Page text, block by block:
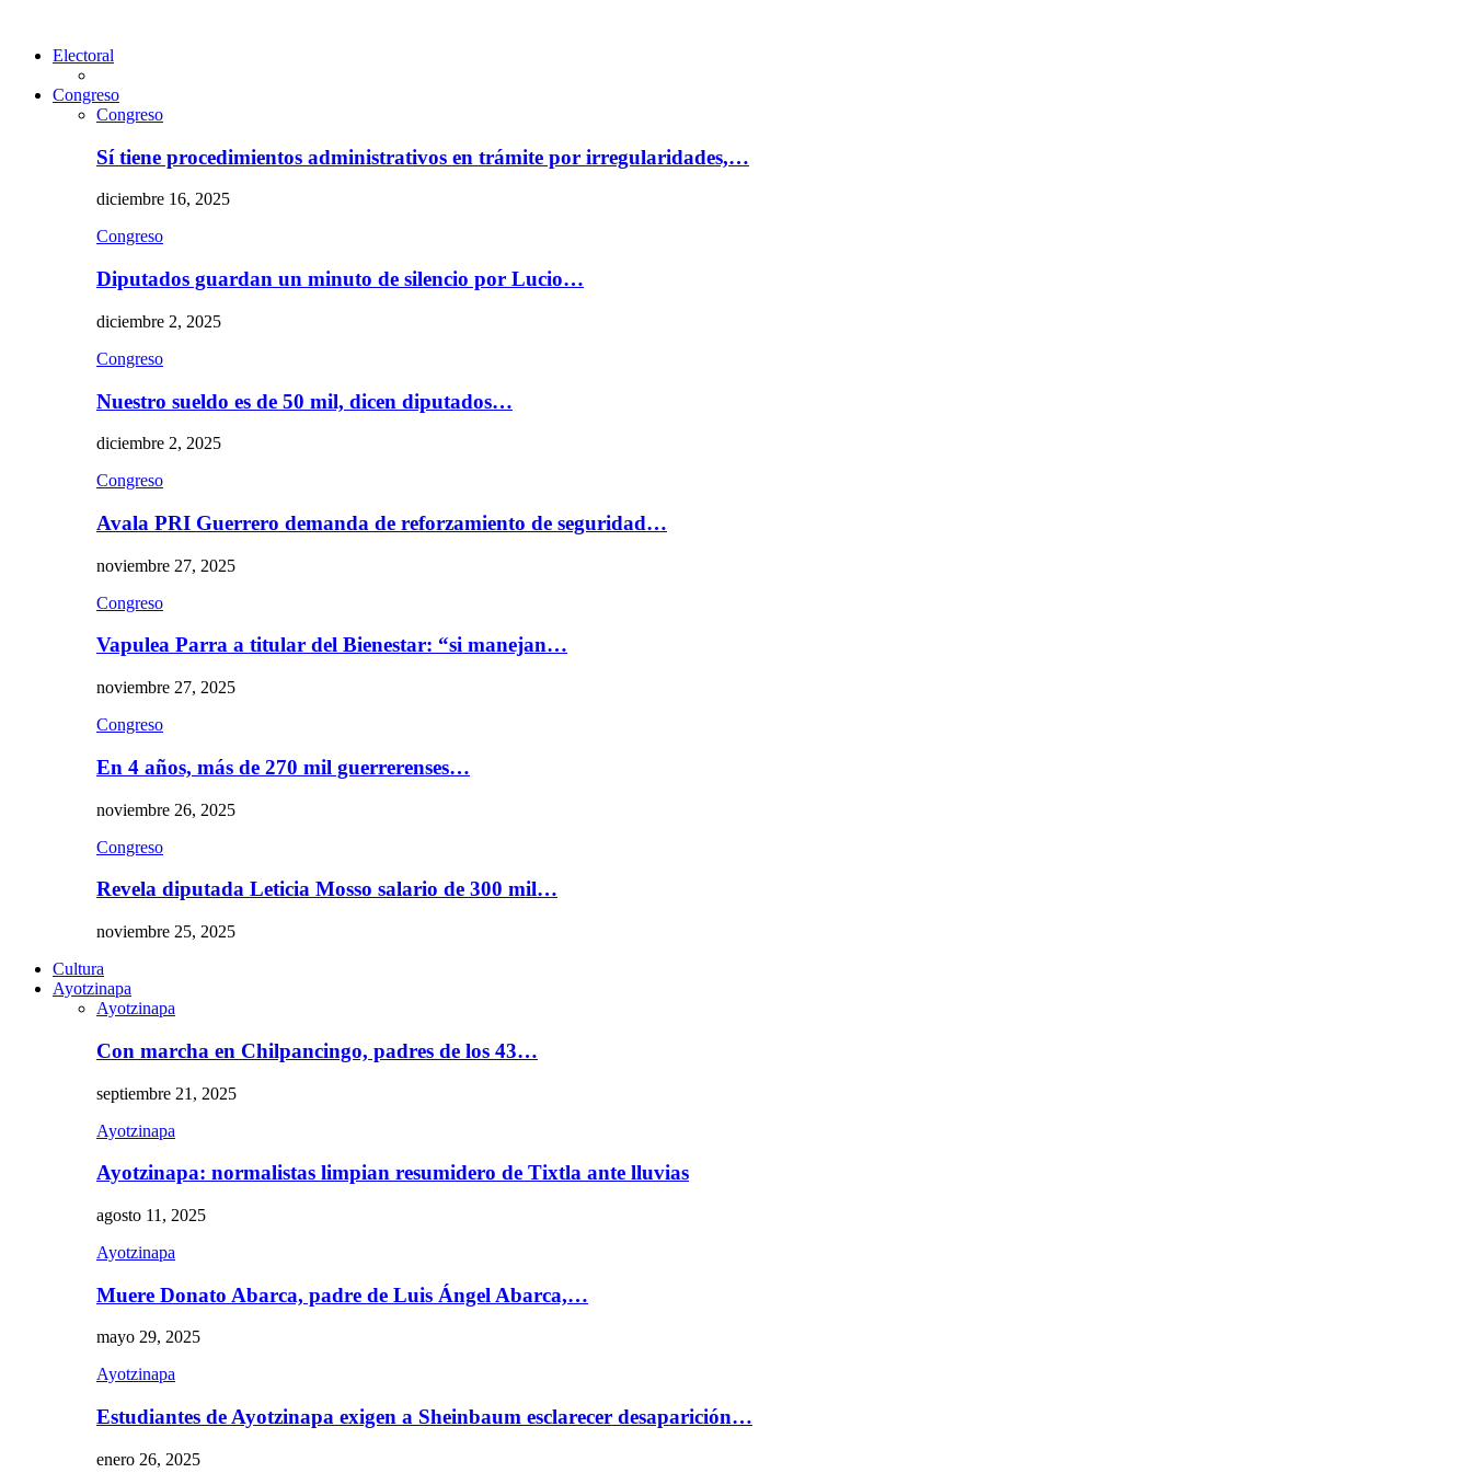
Electoral
Congreso
Congreso
Sí tiene procedimientos administrativos en trámite por irregularidades,…
diciembre 16, 2025
Congreso
Diputados guardan un minuto de silencio por Lucio…
diciembre 2, 2025
Congreso
Nuestro sueldo es de 50 mil, dicen diputados…
diciembre 2, 2025
Congreso
Avala PRI Guerrero demanda de reforzamiento de seguridad…
noviembre 27, 2025
Congreso
Vapulea Parra a titular del Bienestar: “si manejan…
noviembre 27, 2025
Congreso
En 4 años, más de 270 mil guerrerenses…
noviembre 26, 2025
Congreso
Revela diputada Leticia Mosso salario de 300 mil…
noviembre 25, 2025
Cultura
Ayotzinapa
Ayotzinapa
Con marcha en Chilpancingo, padres de los 43…
septiembre 21, 2025
Ayotzinapa
Ayotzinapa: normalistas limpian resumidero de Tixtla ante lluvias
agosto 11, 2025
Ayotzinapa
Muere Donato Abarca, padre de Luis Ángel Abarca,…
mayo 29, 2025
Ayotzinapa
Estudiantes de Ayotzinapa exigen a Sheinbaum esclarecer desaparición…
enero 26, 2025